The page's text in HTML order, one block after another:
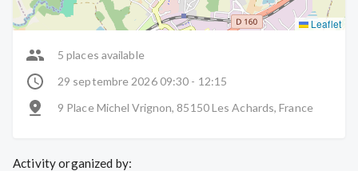
Leaflet
5 places available
29 septembre 2026 09:30 - 12:15
9 Place Michel Vrignon, 85150 Les Achards, France
Activity organized by: